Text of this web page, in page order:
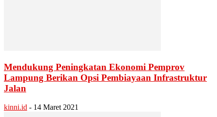
Mendukung Peningkatan Ekonomi Pemprov
Lampung Berikan Opsi Pembiayaan Infrastruktur
Jalan
kinni.id - 14 Maret 2021